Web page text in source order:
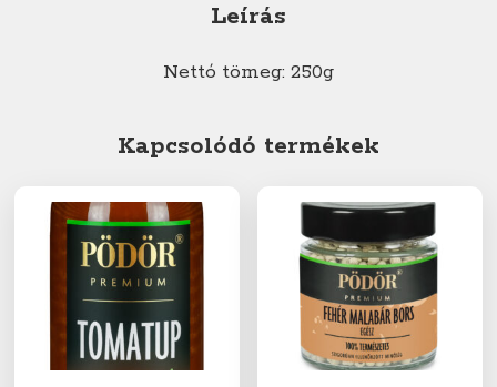
Leírás
Nettó tömeg: 250g
Kapcsolódó termékek